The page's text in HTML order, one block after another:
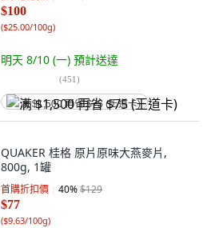
$100
($25.00/100g)
明天 8/10 (一) 預計送達
(451)
满 $1,500 再省 $75 (王道卡)
QUAKER 桂格 原片原味大燕麥片,
800g, 1罐
首購折扣價 40%$129
$77
($9.63/100g)